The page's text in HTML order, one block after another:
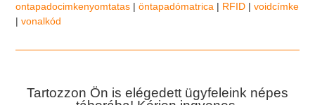
ontapadocimkenyomtatas |öntapadómatrica | RFID |voidcímke
|vonalkód
Tartozzon Ön is elégedett ügyfeleink népes